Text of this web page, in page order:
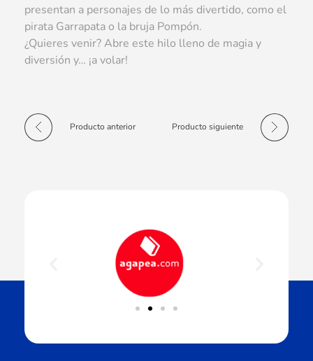
presentan a personajes de lo más divertido, como el
pirata Garrapata o la bruja Pompón.
¿Quieres venir? Abre este hilo lleno de magia y
diversión y… ¡a volar!
Producto anterior Producto siguiente